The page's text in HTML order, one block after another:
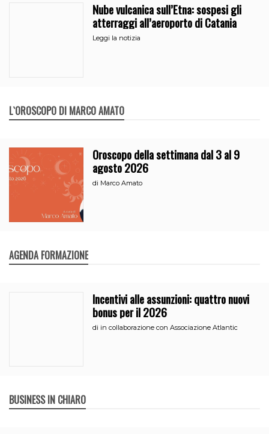
Nube vulcanica sull’Etna: sospesi gli
atterraggi all’aeroporto di Catania
Leggi la notizia
L`OROSCOPO DI MARCO AMATO
Oroscopo della settimana dal 3 al 9
agosto 2026
di Marco Amato
AGENDA FORMAZIONE
Incentivi alle assunzioni: quattro nuovi
bonus per il 2026
di in collaborazione con Associazione Atlantic
BUSINESS IN CHIARO